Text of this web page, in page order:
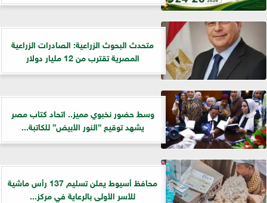
متحدث البحوث الزراعية: الصادرات الزراعية
المصرية تقترب من 12 مليار دولار
وسط حضور نخبوي مميز.. اتحاد كتاب مصر
يشهد توقيع ”النور الأبيض” للكاتبة...
محافظ أسيوط يعلن تسليم 137 رأس ماشية
للأسر الأولى بالرعاية في مركز...